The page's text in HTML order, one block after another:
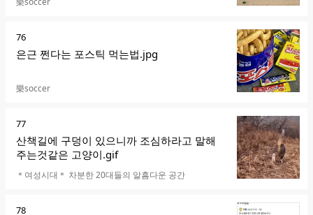
순
위
76
은근 쩐다는 포스틱 먹는법.jpg
카페명
樂soccer
순
위
77
산책길에 구덩이 있으니까 조심하라고 말해
주는것같은 고양이.gif
카페명
＊여성시대＊ 차분한 20대들의 알흠다운 공간
순
78